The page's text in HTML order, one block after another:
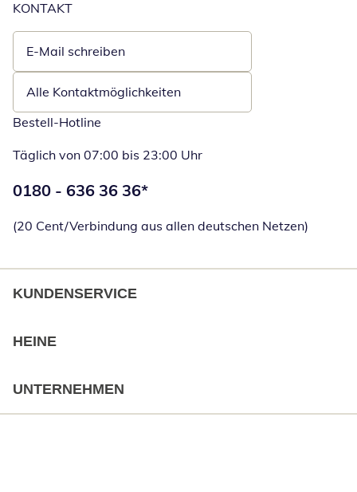
KONTAKT
E-Mail schreiben
Öffnet E-Mail-Client
Alle Kontaktmöglichkeiten
Bestell-Hotline
Täglich von 07:00 bis 23:00 Uhr
Telefonnummer:
0180 - 636 36 36*
(20 Cent/Verbindung aus allen deutschen Netzen)
KUNDENSERVICE
HEINE
UNTERNEHMEN